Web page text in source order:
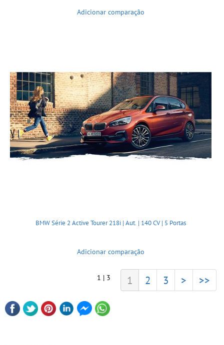
Adicionar comparação
BMW Série 2 Active Tourer 218i | Aut. | 140 CV | 5 Portas
Adicionar comparação
1 | 3 1 2 3 > >>